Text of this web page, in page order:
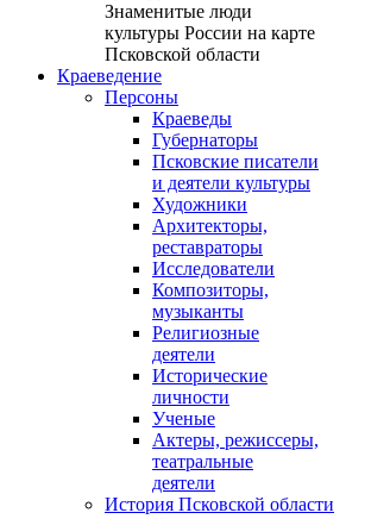
Знаменитые люди
культуры России на карте
Псковской области
Краеведение
Персоны
Краеведы
Губернаторы
Псковские писатели
и деятели культуры
Художники
Архитекторы,
реставраторы
Исследователи
Композиторы,
музыканты
Религиозные
деятели
Исторические
личности
Ученые
Актеры, режиссеры,
театральные
деятели
История Псковской области